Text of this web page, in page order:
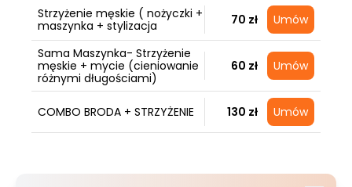
Strzyżenie męskie ( nożyczki +
maszynka + stylizacja
70 zł Umów
Sama Maszynka- Strzyżenie
męskie + mycie (cieniowanie
różnymi długościami)
60 zł Umów
COMBO BRODA + STRZYŻENIE 130 zł Umów